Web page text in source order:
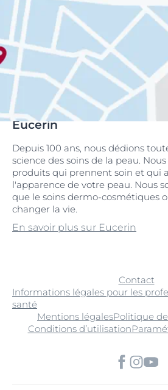
Eucerin
Depuis 100 ans, nous dédions
science des soins de la peau.
produits qui prennent soin et qui
l'apparence de votre peau. Nous
que le soins dermo-cosmétiques
changer la vie.
En savoir plus sur Eucerin
Contact
Informations légales pour les
santé
Mentions légalesPolitique
Conditions d’utilisation